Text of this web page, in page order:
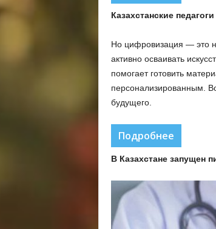
Казахстанские
Но цифровизация — это
активно осваивать
помогает готовить
персонализированным.
будущего.
Подробнее
В Казахстане запущен